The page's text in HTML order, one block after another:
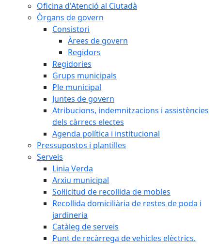
Oficina d'Atenció al Ciutadà
Òrgans de govern
Consistori
Àrees de govern
Regidors
Regidories
Grups municipals
Ple municipal
Juntes de govern
Atribucions, indemnitzacions i assistències
dels càrrecs electes
Agenda política i institucional
Pressupostos i plantilles
Serveis
Linia Verda
Arxiu municipal
Sol·licitud de recollida de mobles
Recollida domiciliària de restes de poda i
jardineria
Catàleg de serveis
Punt de recàrrega de vehicles elèctrics.